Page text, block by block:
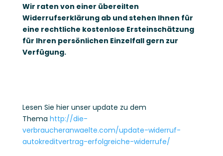
Wir raten von einer übereilten
Widerrufserklärung ab und stehen Ihnen für
eine rechtliche kostenlose Ersteinschätzung
für Ihren persönlichen Einzelfall gern zur
Verfügung.
Lesen Sie hier unser update zu dem
Thema http://die-
verbraucheranwaelte.com/update-widerruf-
autokreditvertrag-erfolgreiche-widerrufe/